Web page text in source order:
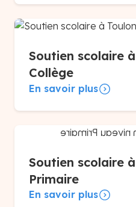
Soutien scolaire
Collège
En savoir plus
Soutien scolaire
Primaire
En savoir plus